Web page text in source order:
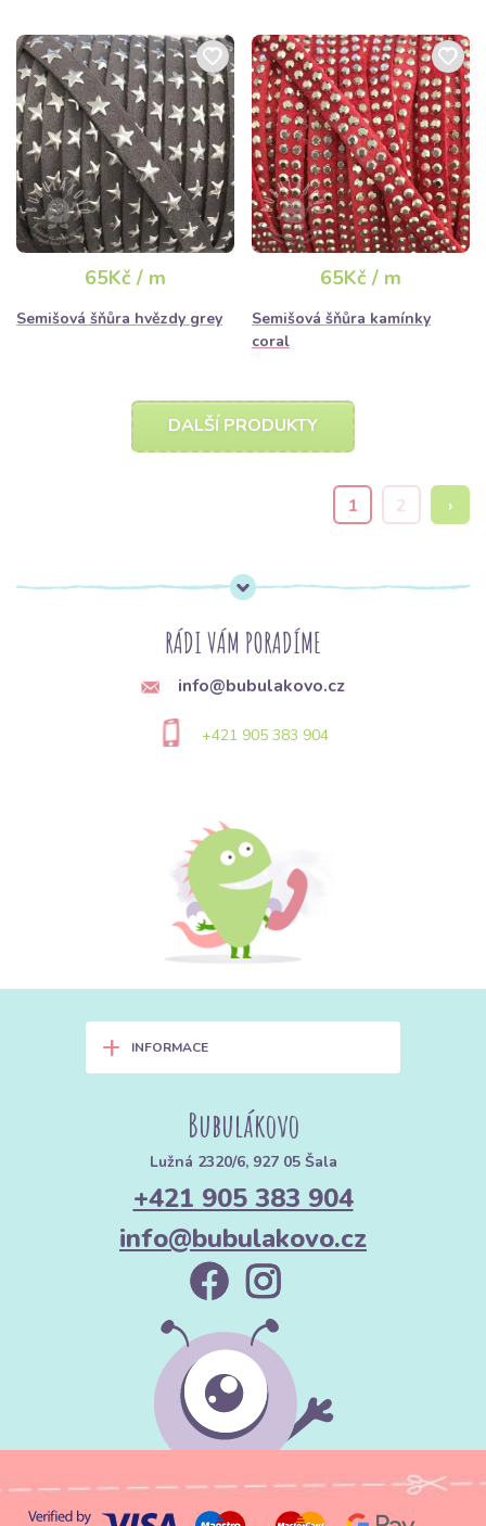
65Kč / m
Semišová šňůra hvězdy grey
65Kč / m
Semišová šňůra kamínky
coral
DALŠÍ PRODUKTY
1 2 ›
RÁDI VÁM PORADÍME
info@bubulakovo.cz
+421 905 383 904
+ INFORMACE
Bubulákovo
Lužná 2320/6, 927 05 Šala
+421 905 383 904
info@bubulakovo.cz